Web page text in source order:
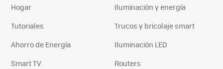
Hogar
Iluminación y energía
Tutoriales
Trucos y bricolaje smart
Ahorro de Energía
Iluminación LED
Smart TV
Routers